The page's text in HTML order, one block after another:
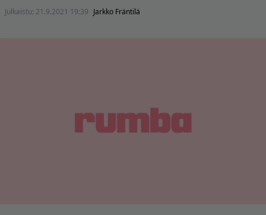
Julkaistu: 21.9.2021 19:39 Jarkko Fräntilä